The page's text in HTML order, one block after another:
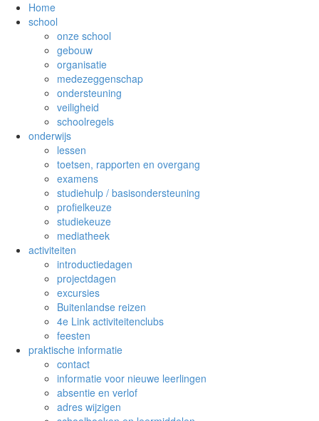
Home
school
onze school
gebouw
organisatie
medezeggenschap
ondersteuning
veiligheid
schoolregels
onderwijs
lessen
toetsen, rapporten en overgang
examens
studiehulp / basisondersteuning
profielkeuze
studiekeuze
mediatheek
activiteiten
introductiedagen
projectdagen
excursies
Buitenlandse reizen
4e Link activiteitenclubs
feesten
praktische informatie
contact
informatie voor nieuwe leerlingen
absentie en verlof
adres wijzigen